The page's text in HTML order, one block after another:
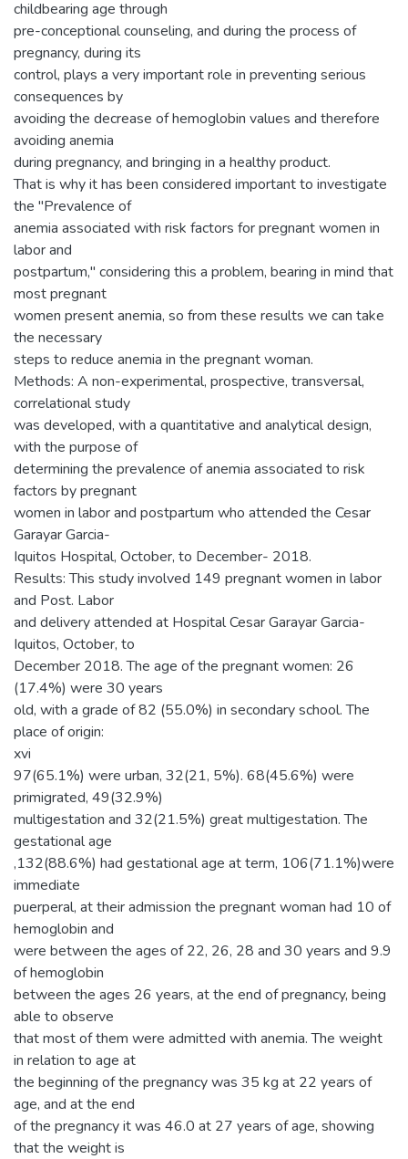
childbearing age through
pre-conceptional counseling, and during the process of
pregnancy, during its
control, plays a very important role in preventing serious
consequences by
avoiding the decrease of hemoglobin values and therefore
avoiding anemia
during pregnancy, and bringing in a healthy product.
That is why it has been considered important to investigate
the "Prevalence of
anemia associated with risk factors for pregnant women in
labor and
postpartum," considering this a problem, bearing in mind that
most pregnant
women present anemia, so from these results we can take
the necessary
steps to reduce anemia in the pregnant woman.
Methods: A non-experimental, prospective, transversal,
correlational study
was developed, with a quantitative and analytical design,
with the purpose of
determining the prevalence of anemia associated to risk
factors by pregnant
women in labor and postpartum who attended the Cesar
Garayar Garcia-
Iquitos Hospital, October, to December- 2018.
Results: This study involved 149 pregnant women in labor
and Post. Labor
and delivery attended at Hospital Cesar Garayar Garcia-
Iquitos, October, to
December 2018. The age of the pregnant women: 26
(17.4%) were 30 years
old, with a grade of 82 (55.0%) in secondary school. The
place of origin:
xvi
97(65.1%) were urban, 32(21, 5%). 68(45.6%) were
primigrated, 49(32.9%)
multigestation and 32(21.5%) great multigestation. The
gestational age
,132(88.6%) had gestational age at term, 106(71.1%)were
immediate
puerperal, at their admission the pregnant woman had 10 of
hemoglobin and
were between the ages of 22, 26, 28 and 30 years and 9.9
of hemoglobin
between the ages 26 years, at the end of pregnancy, being
able to observe
that most of them were admitted with anemia. The weight
in relation to age at
the beginning of the pregnancy was 35 kg at 22 years of
age, and at the end
of the pregnancy it was 46.0 at 27 years of age, showing
that the weight is